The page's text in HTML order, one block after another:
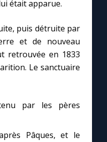
était apparue.
puis détruite par
et de nouveau
retrouvée en 1833
Le sanctuaire
par les pères
Pâques, et le